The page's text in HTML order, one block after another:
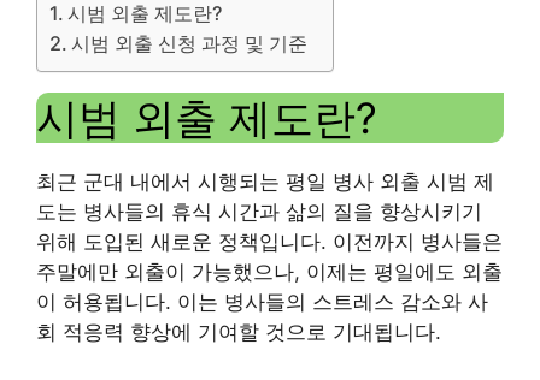
시범 외출 제도란?
시범 외출 신청 과정 및 기준
시범 외출 제도란?
최근 군대 내에서 시행되는 평일 병사 외출 시범 제
도는 병사들의 휴식 시간과 삶의 질을 향상시키기
위해 도입된 새로운 정책입니다. 이전까지 병사들은
주말에만 외출이 가능했으나, 이제는 평일에도 외출
이 허용됩니다. 이는 병사들의 스트레스 감소와 사
회 적응력 향상에 기여할 것으로 기대됩니다.